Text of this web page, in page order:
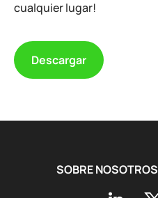
cualquier lugar!
Descargar
SOBRE NOSOTROS